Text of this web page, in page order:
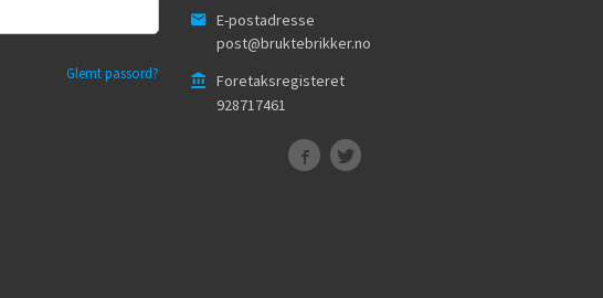
Glemt passord?
E-postadresse
post@bruktebrikker.no
Foretaksregisteret
928717461